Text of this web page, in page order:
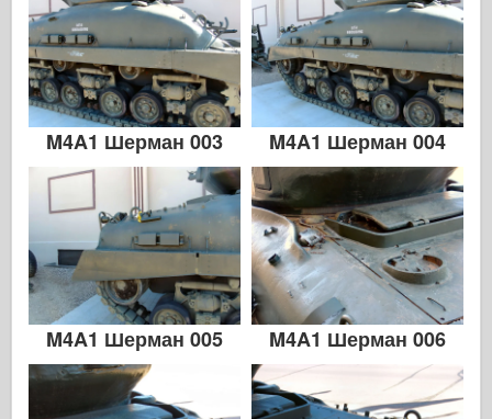
журнал ле
Набори
M4A1 Шерман 003 M4A1 Шерман 004
M4A1 Шерман 005 M4A1 Шерман 006